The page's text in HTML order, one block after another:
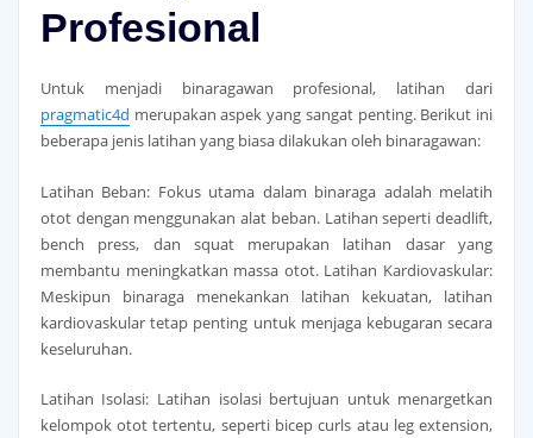
Profesional
Untuk menjadi binaragawan profesional, latihan dari
pragmatic4d merupakan aspek yang sangat penting. Berikut ini
beberapa jenis latihan yang biasa dilakukan oleh binaragawan:
Latihan Beban: Fokus utama dalam binaraga adalah melatih
otot dengan menggunakan alat beban. Latihan seperti deadlift,
bench press, dan squat merupakan latihan dasar yang
membantu meningkatkan massa otot. Latihan Kardiovaskular:
Meskipun binaraga menekankan latihan kekuatan, latihan
kardiovaskular tetap penting untuk menjaga kebugaran secara
keseluruhan.
Latihan Isolasi: Latihan isolasi bertujuan untuk menargetkan
kelompok otot tertentu, seperti bicep curls atau leg extension,